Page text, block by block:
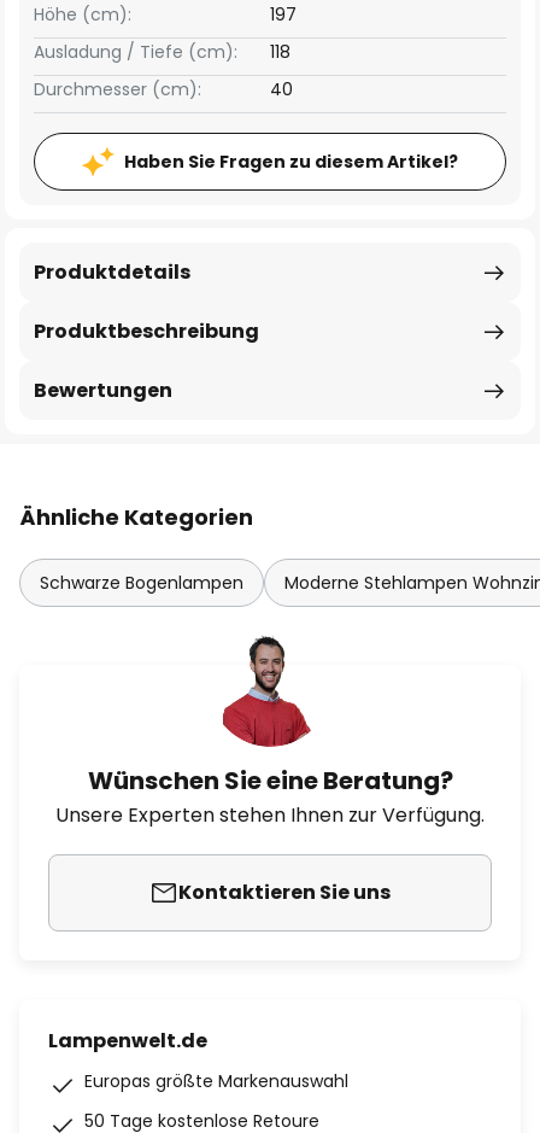
Höhe (cm):
197
Ausladung / Tiefe (cm):
118
Durchmesser (cm):
40
Haben Sie Fragen zu diesem Artikel?
Produktbeschreibung
Produktdetails
Bewertungen
Ähnliche Kategorien
Schwarze Bogenlampen Moderne Stehlampen
Wünschen Sie eine Beratung?
Unsere Experten stehen Ihnen zur Verfügung.
Kontaktieren Sie uns
Lampenwelt.de
Europas größte Markenauswahl
50 Tage kostenlose Retoure